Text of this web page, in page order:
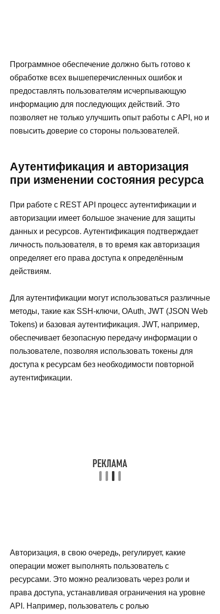
Программное обеспечение должно быть готово к
обработке всех вышеперечисленных ошибок и
предоставлять пользователям исчерпывающую
информацию для последующих действий. Это
позволяет не только улучшить опыт работы с API, но и
повысить доверие со стороны пользователей.
Аутентификация и авторизация
при изменении состояния ресурса
При работе с REST API процесс аутентификации и
авторизации имеет большое значение для защиты
данных и ресурсов. Аутентификация подтверждает
личность пользователя, в то время как авторизация
определяет его права доступа к определённым
действиям.
Для аутентификации могут использоваться различные
методы, такие как SSH-ключи, OAuth, JWT (JSON Web
Tokens) и базовая аутентификация. JWT, например,
обеспечивает безопасную передачу информации о
пользователе, позволяя использовать токены для
доступа к ресурсам без необходимости повторной
аутентификации.
Авторизация, в свою очередь, регулирует, какие
операции может выполнять пользователь с
ресурсами. Это можно реализовать через роли и
права доступа, устанавливая ограничения на уровне
API. Например, пользователь с ролью